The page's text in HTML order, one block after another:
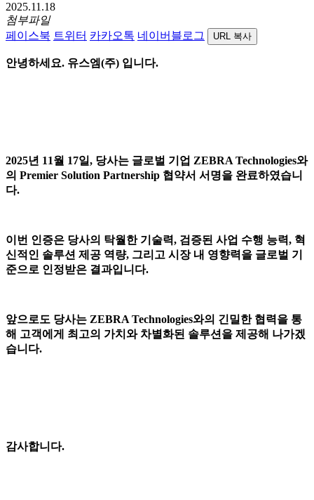
2025.11.18
첨부파일
페이스북 트위터 카카오톡 네이버블로그 URL 복사
안녕하세요. 유스엠(주) 입니다.
2025년 11월 17일, 당사는 글로벌 기업 ZEBRA Technologies와
의 Premier Solution Partnership 협약서 서명을 완료하였습니
다.
이번 인증은 당사의 탁월한 기술력, 검증된 사업 수행 능력, 혁
신적인 솔루션 제공 역량, 그리고 시장 내 영향력을 글로벌 기
준으로 인정받은 결과입니다.
앞으로도 당사는 ZEBRA Technologies와의 긴밀한 협력을 통
해 고객에게 최고의 가치와 차별화된 솔루션을 제공해 나가겠
습니다.
감사합니다.